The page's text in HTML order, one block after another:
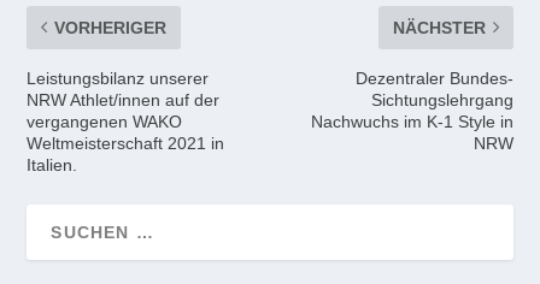
VORHERIGER
Leistungsbilanz unserer
NRW Athlet/innen auf der
vergangenen WAKO
Weltmeisterschaft 2021 in
Italien.
NÄCHSTER
Dezentraler Bundes-
Sichtungslehrgang
Nachwuchs im K-1 Style in
NRW